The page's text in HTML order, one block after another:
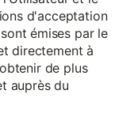
d'acceptation
émises par le
directement à
de plus
auprès du